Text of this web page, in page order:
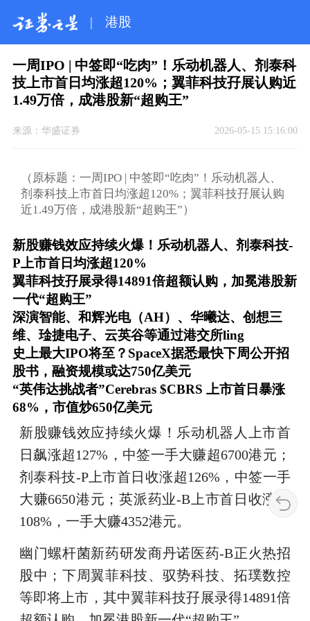
| 港股
一周IPO | 中签即“吃肉”！乐动机器人、剂泰科
技上市首日均涨超120%；翼菲科技孖展认购近
1.49万倍，成港股新“超购王”
来源： 华盛证券 2026-05-15 15:16:00
（原标题：一周IPO | 中签即“吃肉”！乐动机器人、
剂泰科技上市首日均涨超120%；翼菲科技孖展认购
近1.49万倍，成港股新“超购王”）
新股赚钱效应持续火爆！乐动机器人、剂泰科技-
P上市首日均涨超120%
翼菲科技孖展录得14891倍超额认购，加冕港股新
一代“超购王”
深演智能、和辉光电（AH）、华曦达、创想三
维、琻捷电子、云英谷等通过港交所ling
史上最大IPO将至？SpaceX据悉最快下周公开招
股书，融资规模或达750亿美元
“英伟达挑战者”Cerebras $CBRS 上市首日暴涨
68%，市值炒650亿美元
新股赚钱效应持续火爆！乐动机器人上市首
日飙涨超127%，中签一手大赚超6700港元；
剂泰科技-P上市首日收涨超126%，中签一手
大赚6650港元；英派药业-B上市首日收涨超
108%，一手大赚4352港元。
幽门螺杆菌新药研发商丹诺医药-B正火热招
股中；下周翼菲科技、驭势科技、拓璞数控
等即将上市，其中翼菲科技孖展录得14891倍